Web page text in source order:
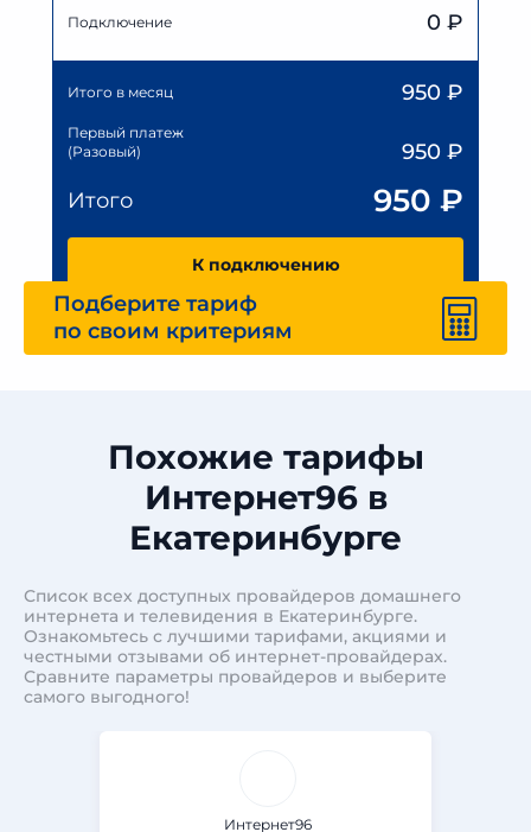
Подключение 0 ₽
Итого в месяц 950 ₽
Первый платеж
(Разовый)
950 ₽
Итого
950 ₽
К подключению
Подберите тариф
по своим критериям
Похожие тарифы
Интернет96 в
Екатеринбурге
Список всех доступных провайдеров домашнего
интернета и телевидения в Екатеринбурге.
Ознакомьтесь с лучшими тарифами, акциями и
честными отзывами об интернет-провайдерах.
Сравните параметры провайдеров и выберите
самого выгодного!
Интернет96